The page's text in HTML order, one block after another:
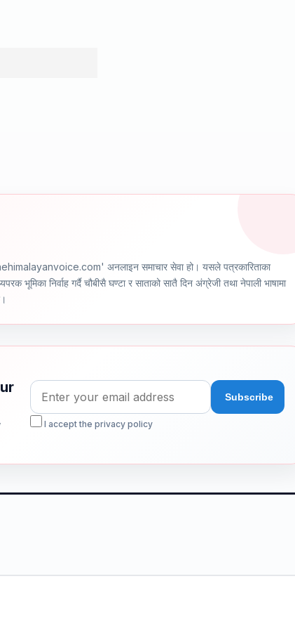
अनलाइन समाचार सेवा हो। यसले पत्रकारिताका
भूमिका निर्वाह गर्दै चौबीसै घण्टा र साताको सातै दिन अंग्रेजी तथा नेपाली भाषामा
I accept the privacy policy